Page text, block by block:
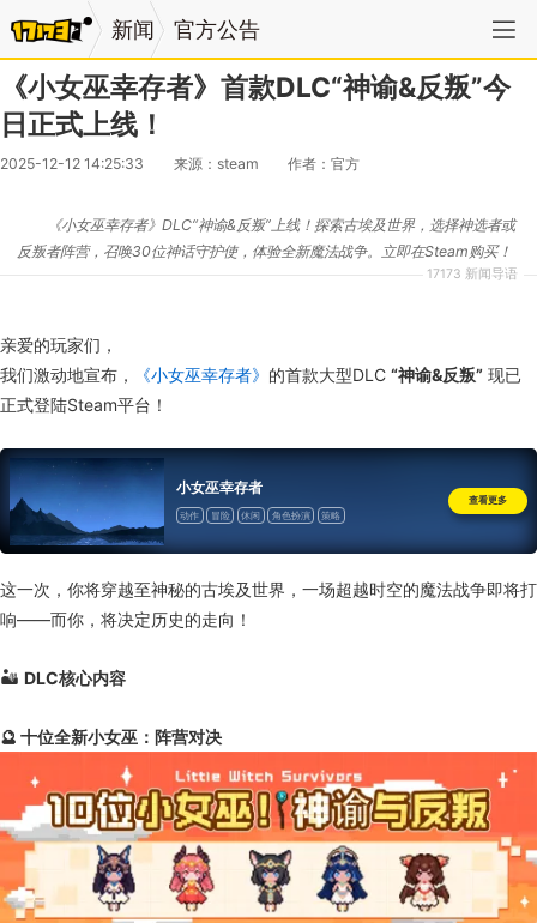
新闻 官方公告
《小女巫幸存者》首款DLC“神谕&反叛”今
日正式上线！
2025-12-12 14:25:33 来源：steam 作者：官方
17173 新闻导语
《小女巫幸存者》DLC“神谕&反叛”上线！探索古埃及世界，选择神选者或
反叛者阵营，召唤30位神话守护使，体验全新魔法战争。立即在Steam购买！
亲爱的玩家们，
我们激动地宣布，
《小女巫幸存者》 的首款大型DLC “神谕&反叛” 现已
正式登陆Steam平台！
小女巫幸存者
动作 冒险 休闲 角色扮演 策略
查看更多
这一次，你将穿越至神秘的古埃及世界，一场超越时空的魔法战争即将打
响——而你，将决定历史的走向！
🏜️ DLC核心内容
🔮 十位全新小女巫：阵营对决